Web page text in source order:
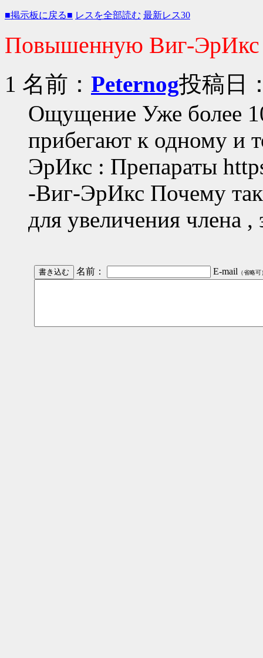
■掲示板に戻る■ レスを全部読む 最新レス30
Повышенную Виг-ЭрИкс
1 名前： Peternog投稿日
Ощущение Уже более
прибегают к одному и
ЭрИкс : Препараты
-Виг-ЭрИкс Почему
для увеличения члена
名前： E-mail （省略可